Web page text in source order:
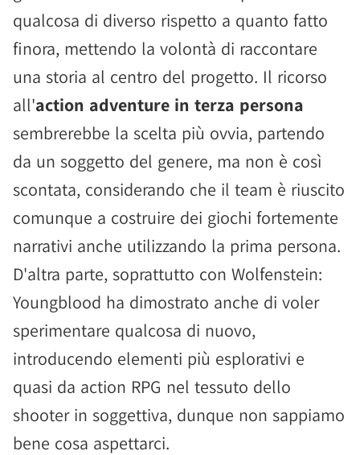
qualcosa di diverso rispetto a quanto fatto
finora, mettendo la volontà di raccontare
una storia al centro del progetto. Il ricorso
all'action adventure in terza persona
sembrerebbe la scelta più ovvia, partendo
da un soggetto del genere, ma non è così
scontata, considerando che il team è riuscito
comunque a costruire dei giochi fortemente
narrativi anche utilizzando la prima persona.
D'altra parte, soprattutto con Wolfenstein:
Youngblood ha dimostrato anche di voler
sperimentare qualcosa di nuovo,
introducendo elementi più esplorativi e
quasi da action RPG nel tessuto dello
shooter in soggettiva, dunque non sappiamo
bene cosa aspettarci.